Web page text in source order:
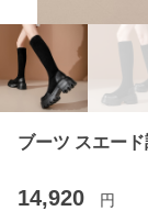
ブーツ スエー
14,920 円